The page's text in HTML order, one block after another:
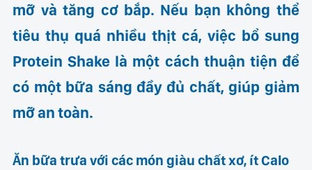
mỡ và tăng cơ bắp. Nếu bạn không thể
tiêu thụ quá nhiều thịt cá, việc bổ sung
Protein Shake là một cách thuận tiện để
có một bữa sáng đầy đủ chất, giúp giảm
mỡ an toàn.
Ăn bữa trưa với các món giàu chất xơ, ít Calo